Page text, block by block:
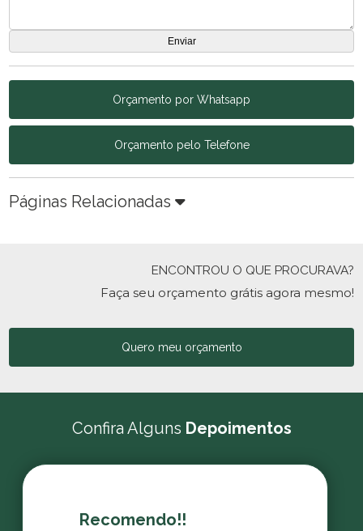
Orçamento por Whatsapp
Orçamento pelo Telefone
Páginas Relacionadas
ENCONTROU O QUE PROCURAVA?
Faça seu orçamento grátis agora mesmo!
Quero meu orçamento
Confira Alguns Depoimentos
Recomendo!!